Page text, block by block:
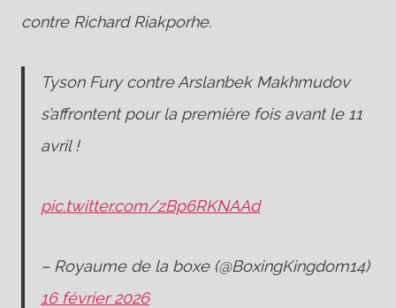
contre Richard Riakporhe.
Tyson Fury contre Arslanbek Makhmudov
s’affrontent pour la première fois avant le 11
avril !
pic.twitter.com/zBp6RKNAAd
– Royaume de la boxe (@BoxingKingdom14)
16 février 2026